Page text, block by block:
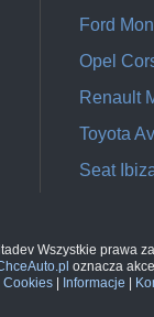
Ford
Opel
Renault
Toyota
Seat
Wszystkie prawa
oznacza
Cookies| Informacje